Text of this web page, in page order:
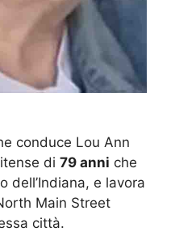
conduce Lou Ann
di 79 anni che
dell’Indiana, e lavora
Main Street
città.